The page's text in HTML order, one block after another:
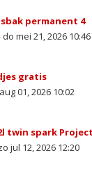
permanent 4
do mei 21, 2026 10:46
gratis
01, 2026 10:02
twin spark
jul 12, 2026 12:20